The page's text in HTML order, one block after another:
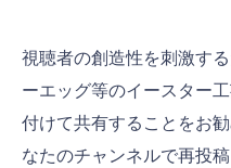
視聴者の創造性を刺激す
ーエッグ等のイースター
付けて共有することをお
なたのチャンネルで再投